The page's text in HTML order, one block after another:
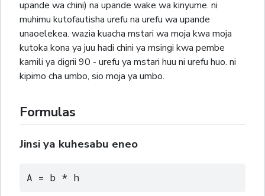
upande wa chini) na upande wake wa kinyume. ni
muhimu kutofautisha urefu na urefu wa upande
unaoelekea. wazia kuacha mstari wa moja kwa moja
kutoka kona ya juu hadi chini ya msingi kwa pembe
kamili ya digrii 90 - urefu ya mstari huu ni urefu huo. ni
kipimo cha umbo, sio moja ya umbo.
Formulas
Jinsi ya kuhesabu eneo
A = b * h